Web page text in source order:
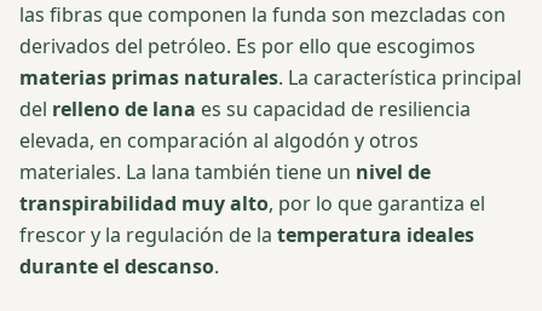
las fibras que componen la funda son mezcladas con
derivados del petróleo. Es por ello que escogimos
materias primas naturales. La característica principal
del relleno de lana es su capacidad de resiliencia
elevada, en comparación al algodón y otros
materiales. La lana también tiene un nivel de
transpirabilidad muy alto, por lo que garantiza el
frescor y la regulación de la temperatura ideales
durante el descanso.